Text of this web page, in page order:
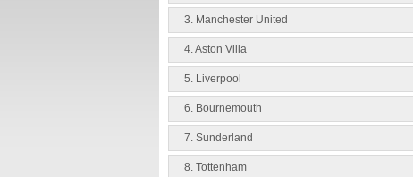
3. Manchester United
4. Aston Villa
5. Liverpool
6. Bournemouth
7. Sunderland
8. Tottenham